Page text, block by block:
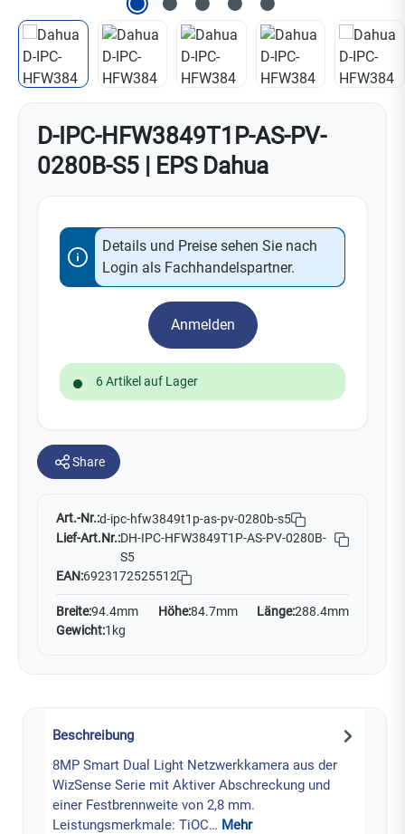
D-IPC-HFW3849T1P-AS-PV-
0280B-S5 | EPS Dahua
Details und Preise sehen Sie nach
Login als Fachhandelspartner.
Anmelden
6 Artikel auf Lager
Share
Art.-Nr.:d-ipc-hfw3849t1p-as-pv-0280b-s5
Lief-Art.Nr.:DH-IPC-HFW3849T1P-AS-PV-0280B-
S5
EAN:6923172525512
Breite:94.4mm Höhe:84.7mm Länge:288.4mm
Gewicht:1kg
Beschreibung
8MP Smart Dual Light Netzwerkkamera aus der
WizSense Serie mit Aktiver Abschreckung und
einer Festbrennweite von 2,8 mm.
Leistungsmerkmale: TiOC… Mehr